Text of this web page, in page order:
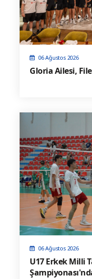
06 Ağustos 2026
Gloria Ailesi,
06 Ağustos 2026
U17 Erkek Milli